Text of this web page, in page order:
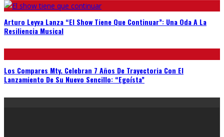
Arturo Leyva Lanza “El Show Tiene Que Continuar”: Una Oda A La
Resiliencia Musical
Los Compares Mty. Celebran 7 Años De Trayectoria Con El
Lanzamiento De Su Nuevo Sencillo: “Egoísta”